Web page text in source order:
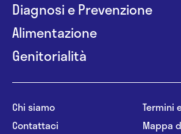
Diagnosi e Prevenzione
Alimentazione
Genitorialità
Chi siamo
Contattaci
Termini
Mappa